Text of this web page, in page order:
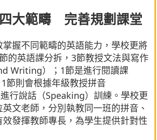
大範疇 完善規劃課堂
握不同範疇的英語能力，學校更將
的英語課分拆，3節教授文法與寫作
Writing）；1節是進行閱讀課
1節則會根據年級教授拼音
進行說話（Speaking）訓練。學校更
文老師，分別執教同一班的拼音、
發揮教師專長，為學生提供針對性